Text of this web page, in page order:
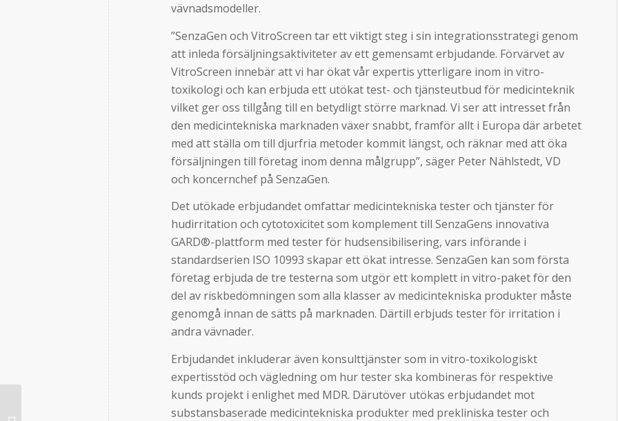
vävnadsmodeller.
”SenzaGen och VitroScreen tar ett viktigt steg i sin integrationsstrategi genom
att inleda försäljningsaktiviteter av ett gemensamt erbjudande. Förvärvet av
VitroScreen innebär att vi har ökat vår expertis ytterligare inom in vitro-
toxikologi och kan erbjuda ett utökat test- och tjänsteutbud för medicinteknik
vilket ger oss tillgång till en betydligt större marknad. Vi ser att intresset från
den medicintekniska marknaden växer snabbt, framför allt i Europa där arbetet
med att ställa om till djurfria metoder kommit längst, och räknar med att öka
försäljningen till företag inom denna målgrupp”, säger Peter Nählstedt, VD
och koncernchef på SenzaGen.
Det utökade erbjudandet omfattar medicintekniska tester och tjänster för
hudirritation och cytotoxicitet som komplement till SenzaGens innovativa
GARD®-plattform med tester för hudsensibilisering, vars införande i
standardserien ISO 10993 skapar ett ökat intresse. SenzaGen kan som första
företag erbjuda de tre testerna som utgör ett komplett in vitro-paket för den
del av riskbedömningen som alla klasser av medicintekniska produkter måste
genomgå innan de sätts på marknaden. Därtill erbjuds tester för irritation i
andra vävnader.
Erbjudandet inkluderar även konsulttjänster som in vitro-toxikologiskt
expertisstöd och vägledning om hur tester ska kombineras för respektive
kunds projekt i enlighet med MDR. Därutöver utökas erbjudandet mot
substansbaserade medicintekniska produkter med prekliniska tester och